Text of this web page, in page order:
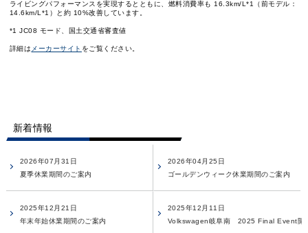
ライビングパフォーマンスを実現するとともに、燃料消費率も 16.3km/L*1（前モデル：
14.6km/L*1）と約 10%改善しています。
*1 JC08 モード、国土交通省審査値
詳細は メーカーサイト をご覧ください。
新着情報
2026年07月31日
夏季休業期間のご案内
2026年04月25日
ゴールデンウィーク休業期間のご案内
2025年12月21日
年末年始休業期間のご案内
2025年12月11日
Volkswagen岐阜南 2025 Final Event開